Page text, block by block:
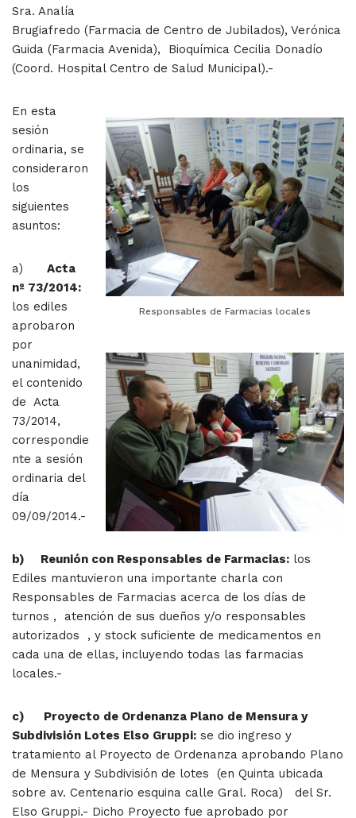
Sra. Analía
Brugiafredo (Farmacia de Centro de Jubilados), Verónica
Guida (Farmacia Avenida), Bioquímica Cecilia Donadío
(Coord. Hospital Centro de Salud Municipal).-
Responsables de Farmacias locales
En esta
sesión
ordinaria, se
consideraron
los
siguientes
asuntos:
a) Acta
nº 73/2014:
los ediles
aprobaron
por
unanimidad,
el contenido
de Acta
73/2014,
correspondie
nte a sesión
ordinaria del
día
09/09/2014.-
b) Reunión con Responsables de Farmacias: los
Ediles mantuvieron una importante charla con
Responsables de Farmacias acerca de los días de
turnos , atención de sus dueños y/o responsables
autorizados , y stock suficiente de medicamentos en
cada una de ellas, incluyendo todas las farmacias
locales.-
c) Proyecto de Ordenanza Plano de Mensura y
Subdivisión Lotes Elso Gruppi: se dio ingreso y
tratamiento al Proyecto de Ordenanza aprobando Plano
de Mensura y Subdivisión de lotes (en Quinta ubicada
sobre av. Centenario esquina calle Gral. Roca) del Sr.
Elso Gruppi.- Dicho Proyecto fue aprobado por